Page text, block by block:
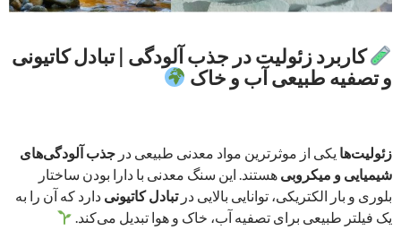
کاربرد زئولیت در جذب آلودگی | تبادل کاتیونی
و تصفیه طبیعی آب و خاک
زئولیت‌ها یکی از موثرترین مواد معدنی طبیعی در جذب آلودگی‌های
شیمیایی و میکروبی هستند. این سنگ معدنی با دارا بودن ساختار
بلوری و بار الکتریکی، توانایی بالایی درتبادل کاتیونی دارد که آن را به
یک فیلتر طبیعی برای تصفیه آب، خاک و هوا تبدیل می‌کند.